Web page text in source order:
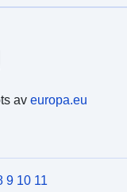
av europa.eu
9 10 11